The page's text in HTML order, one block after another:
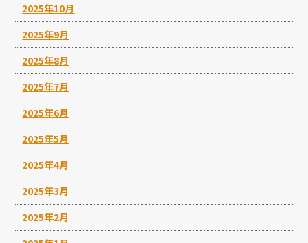
2025年10月
2025年9月
2025年8月
2025年7月
2025年6月
2025年5月
2025年4月
2025年3月
2025年2月